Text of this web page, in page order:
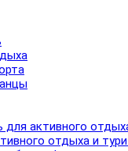
для активного
отдыха и